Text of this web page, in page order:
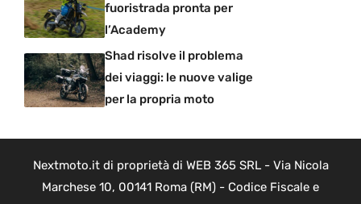
fuoristrada pronta per
l’Academy
Shad risolve il problema
dei viaggi: le nuove valige
per la propria moto
Nextmoto.it di proprietà di WEB 365 SRL - Via Nicola
Marchese 10, 00141 Roma (RM) - Codice Fiscale e